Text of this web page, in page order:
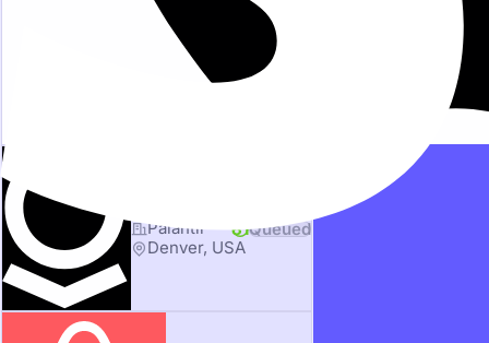
Palantir
Denver, USA
81Queued